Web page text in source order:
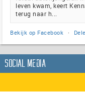
leven kwam, keert
terug naar h...
Bekijk op Facebook ·
Social Media